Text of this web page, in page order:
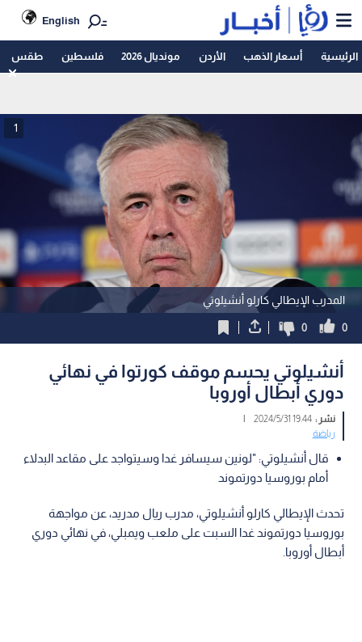
English
الرئيسية أسعار الذهب الأردن مونديال 2026 فلسطين طقس
المدرب الإيطالي كارلو أنشيلوتي
1
0
0
أنشيلوتي يحسم موقف كورتوا في نهائي
دوري أبطال أوروبا
نشر :19:44 2024/5/31
|
رياضة
قال أنشيلوتي: "لونين سيسافر غدا وسيتواجد على مقاعد البدلاء
أمام بوروسيا دورتموند
تحدث الإيطالي كارلو أنشيلوتي، مدرب ريال مدريد، عن مواجهة
بوروسيا دورتموند غدا السبت على ملعب ويمبلي، في نهائي دوري
أبطال أوروبا.